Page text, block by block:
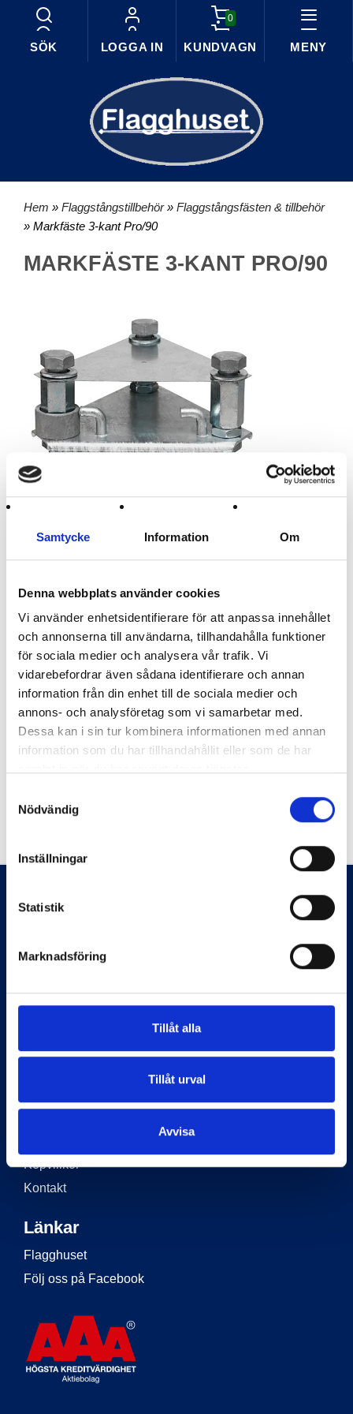
Samtycke Information Om
Denna webbplats använder cookies
Vi använder enhetsidentifierare för att anpassa innehållet
och annonserna till användarna, tillhandahålla funktioner
för sociala medier och analysera vår trafik. Vi
vidarebefordrar även sådana identifierare och annan
information från din enhet till de sociala medier och
annons- och analysföretag som vi samarbetar med.
Dessa kan i sin tur kombinera informationen med annan
information som du har tillhandahållit eller som de har
Nödvändig
Inställningar
Statistik
Marknadsföring
Tillåt alla
Tillåt urval
Avvisa
SÖK LOGGA IN
0
KUNDVAGN MENY
Hem » Flaggstångstillbehör» Flaggstångsfästen & tillbehör
» Markfäste 3-kant Pro/90
MARKFÄSTE 3-KANT PRO/90
1 419 :-
Artikelnamn: Markfäste 3-kant Pro/90
Lägg i kundvagnen
Köpvillkor
Kontakt
Länkar
Flagghuset
Följ oss på Facebook